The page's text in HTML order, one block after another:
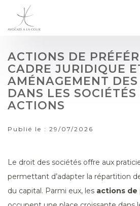
ACTIONS DE
CADRE JURIDIQUE
AMÉNAGEMENT
DANS LES SOCIÉTÉS
ACTIONS
Publié le : 29/07/2026
Le droit des sociétés offre aux
permettant d’adapter la répartition
du capital. Parmi eux, les actions